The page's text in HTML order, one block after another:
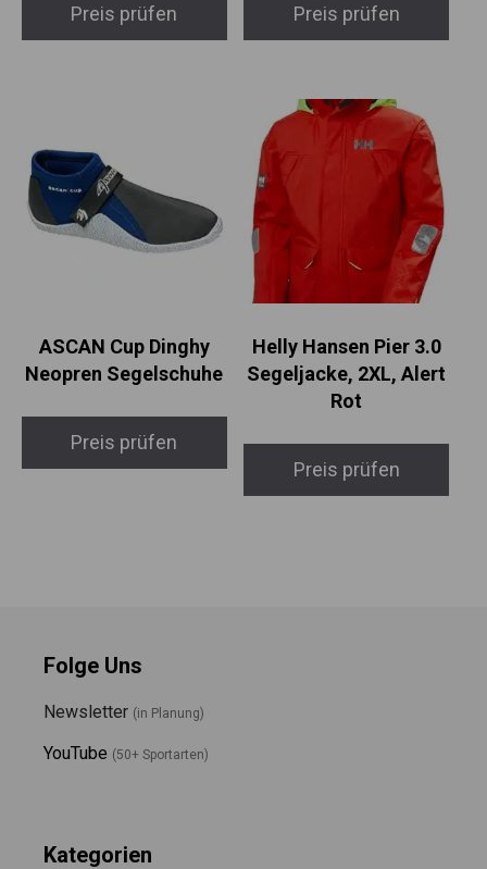
Preis prüfen Preis prüfen
ASCAN Cup Dinghy
Neopren Segelschuhe
Preis prüfen
Helly Hansen Pier 3.0
Segeljacke, 2XL, Alert
Rot
Preis prüfen
Folge Uns
Newsletter (in Planung)
YouTube (50+ Sportarten)
Kategorien